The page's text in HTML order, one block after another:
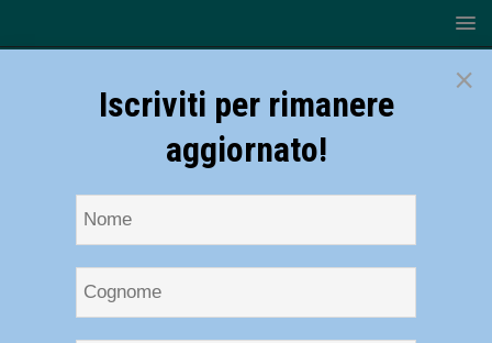
×
Iscriviti per rimanere
aggiornato!